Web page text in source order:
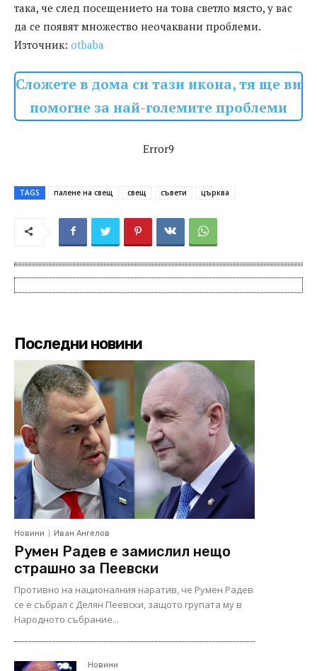
така, че след посещението на това светло място, у вас
да се появят множество неочаквани проблеми.
Източник: otbaba
Сложете в дома си тази икона, тя ще ви
помогне за най-големите проблеми
Error9
TAGS палене на свещ свещ съвети църква
Последни новини
Новини Иван Ангелов
Румен Радев е замислил нещо
страшно за Пеевски
Противно на националния наратив, че Румен Радев
се е събрал с Делян Пеевски, защото групата му в
Народното събрание...
Новини